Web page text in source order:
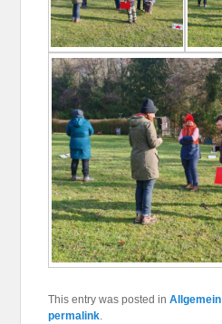
This entry was posted inAllgemein
permalink.